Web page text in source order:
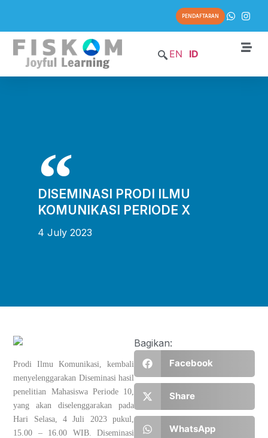
PENDAFTARAN
EN ID
DISEMINASI PRODI ILMU
KOMUNIKASI PERIODE X
4 July 2023
Prodi Ilmu Komunikasi, kembali
menyelenggarakan Diseminasi hasil
penelitian Mahasiswa Periode 10,
yang akan diselenggarakan pada
Hari Selasa, 4 Juli 2023 pukul,
15.00 – 16.00 WIB. Diseminasi
Bagikan:
Facebook
Share
WhatsApp